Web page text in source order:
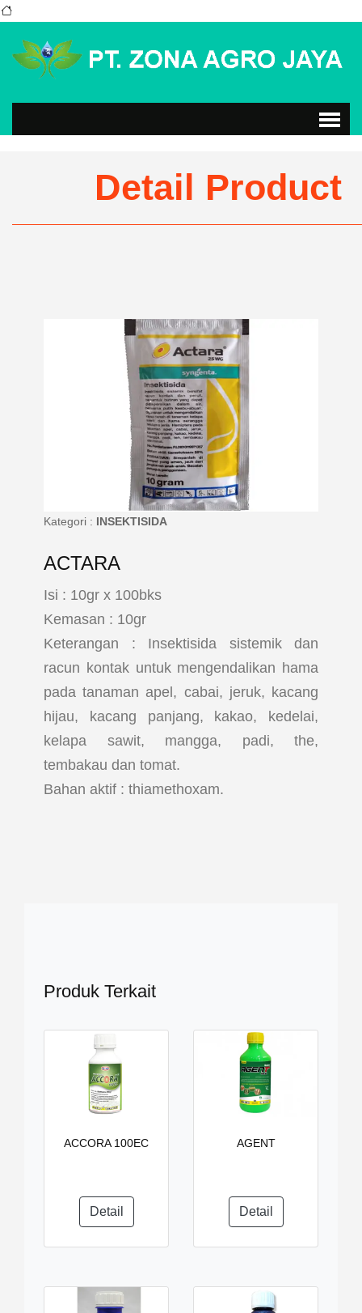
Detail Product
Kategori : INSEKTISIDA
ACTARA
Isi : 10gr x 100bks
Kemasan : 10gr
Keterangan : Insektisida sistemik dan
racun kontak untuk mengendalikan hama
pada tanaman apel, cabai, jeruk, kacang
hijau, kacang panjang, kakao, kedelai,
kelapa sawit, mangga, padi, the,
tembakau dan tomat.
Bahan aktif : thiamethoxam.
Produk Terkait
ACCORA 100EC
Detail
AGENT
Detail